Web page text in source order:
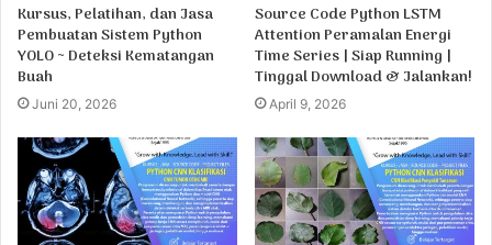
Kursus, Pelatihan, dan Jasa
Pembuatan Sistem Python
YOLO ~ Deteksi Kematangan
Buah
Juni 20, 2026
Source Code Python LSTM
Attention Peramalan Energi
Time Series | Siap Running |
Tinggal Download & Jalankan!
April 9, 2026